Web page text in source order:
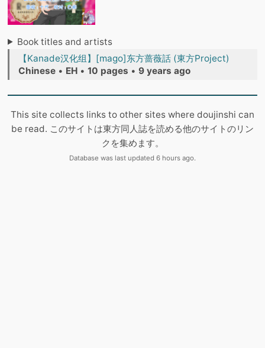
Book titles and artists
【Kanade汉化组】[mago]东方蔷薇話 (東方Project)
Chinese • EH • 10 pages • 9 years ago
This site collects links to other sites where doujinshi can
be read. このサイトは東方同人誌を読める他のサイトのリン
クを集めます。
Database was last updated 6 hours ago.